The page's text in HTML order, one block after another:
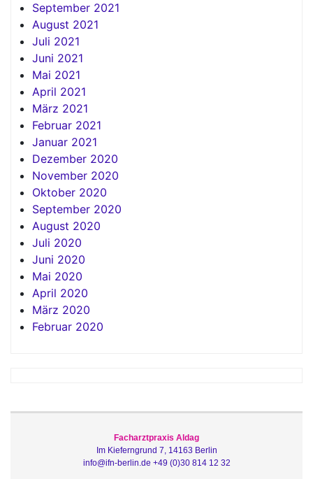
September 2021
August 2021
Juli 2021
Juni 2021
Mai 2021
April 2021
März 2021
Februar 2021
Januar 2021
Dezember 2020
November 2020
Oktober 2020
September 2020
August 2020
Juli 2020
Juni 2020
Mai 2020
April 2020
März 2020
Februar 2020
Facharztpraxis Aldag
Im Kieferngrund 7, 14163 Berlin
info@ifn-berlin.de +49 (0)30 814 12 32